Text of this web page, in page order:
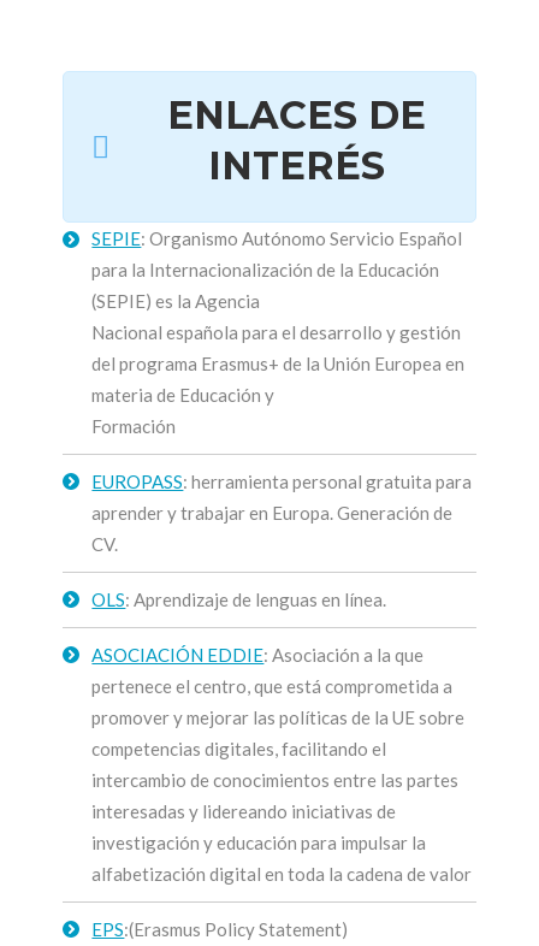
ENLACES DE
INTERÉS
SEPIE: Organismo Autónomo Servicio Español
para la Internacionalización de la Educación
(SEPIE) es la Agencia
Nacional española para el desarrollo y gestión
del programa Erasmus+ de la Unión Europea en
materia de Educación y
Formación
EUROPASS: herramienta personal gratuita para
aprender y trabajar en Europa. Generación de
CV.
OLS: Aprendizaje de lenguas en línea.
ASOCIACIÓN EDDIE: Asociación a la que
pertenece el centro, que está comprometida a
promover y mejorar las políticas de la UE sobre
competencias digitales, facilitando el
intercambio de conocimientos entre las partes
interesadas y lidereando iniciativas de
investigación y educación para impulsar la
alfabetización digital en toda la cadena de valor
EPS:(Erasmus Policy Statement)